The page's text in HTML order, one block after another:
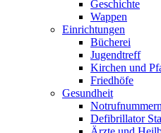
Geschichte
Wappen
Einrichtungen
Bücherei
Jugendtreff
Kirchen und
Friedhöfe
Gesundheit
Notrufnummern
Defibrillator